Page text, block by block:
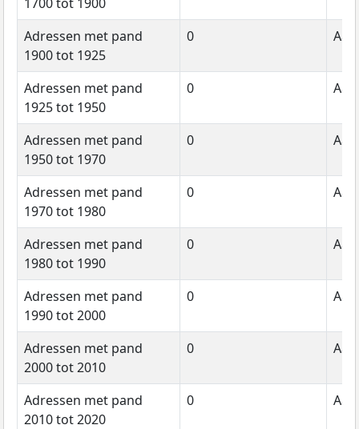
Adressen met pand
1900 tot 1925
0
Adressen met pand
1925 tot 1950
0
Adressen met pand
1950 tot 1970
0
Adressen met pand
1970 tot 1980
0
Adressen met pand
1980 tot 1990
0
Adressen met pand
1990 tot 2000
0
Adressen met pand
2000 tot 2010
0
Adressen met pand
2010 tot 2020
0